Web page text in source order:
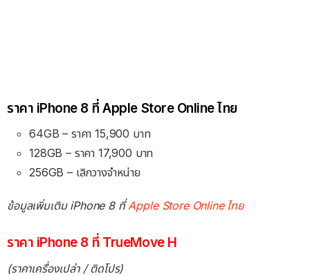
ราคา iPhone 8 ที่ Apple Store Online ไทย
64GB – ราคา 15,900 บาท
128GB – ราคา 17,900 บาท
256GB – เลิกวางจำหน่าย
ข้อมูลเพิ่มเติม iPhone 8 ที่Apple Store Online ไทย
ราคา iPhone 8 ที่ TrueMove H
(ราคาเครื่องเปล่า / ติดโปร)